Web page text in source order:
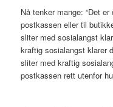
Nå tenker mange: “Det
postkassen eller til
sliter med sosialangst
kraftig sosialangst klarer
sliter med kraftig
postkassen rett utenfor